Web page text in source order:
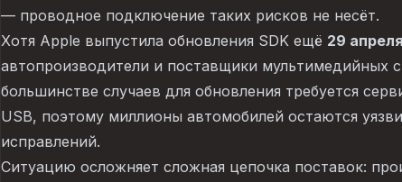
— проводное подключение таких рисков не несёт.
Хотя Apple выпустила обновления SDK ещё 29
автопроизводители и поставщики мультимедийных
большинстве случаев для обновления требуется
USB, поэтому миллионы автомобилей остаются
исправлений.
Ситуацию осложняет сложная цепочка поставок: